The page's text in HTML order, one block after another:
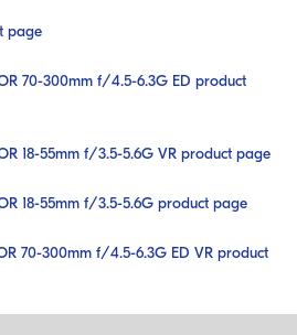
page
70-300mm f/4.5-6.3G ED product
18-55mm f/3.5-5.6G VR product page
18-55mm f/3.5-5.6G product page
70-300mm f/4.5-6.3G ED VR product